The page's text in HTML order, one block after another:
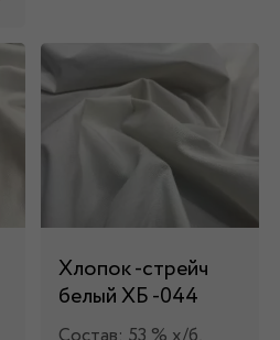
Хлопок -стрейч
белый ХБ -044